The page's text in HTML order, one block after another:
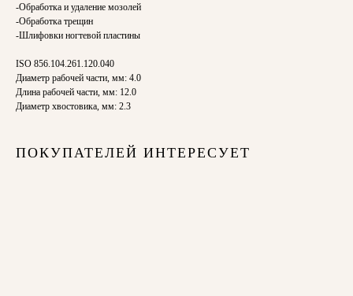
-Обработка и удаление мозолей
-Обработка трещин
-Шлифовки ногтевой пластины
ISO 856.104.261.120.040
Диаметр рабочей части, мм: 4.0
Длина рабочей части, мм: 12.0
Диаметр хвостовика, мм: 2.3
ПОКУПАТЕЛЕЙ ИНТЕРЕСУЕТ